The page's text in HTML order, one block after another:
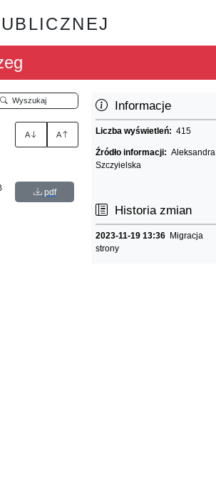
Wyszukaj
A A
pdf
Informacje
Liczba wyświetleń:415
Źródło informacji:Aleksandra
Szczyielska
Historia zmian
2023-11-19 13:36 Migracja
strony